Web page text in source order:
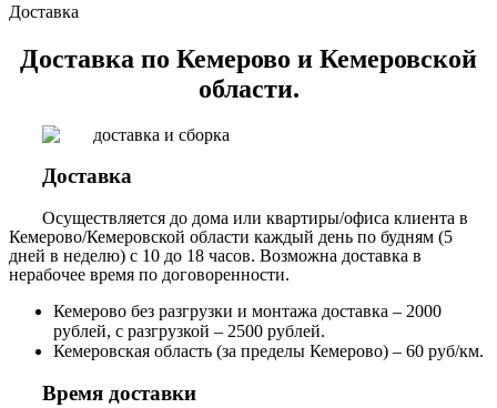
Доставка
Доставка по Кемерово и Кемеровской
области.
Доставка
Осуществляется до дома или квартиры/офиса клиента в
Кемерово/Кемеровской области каждый день по будням (5
дней в неделю) с 10 до 18 часов. Возможна доставка в
нерабочее время по договоренности.
Кемерово без разгрузки и монтажа доставка – 2000
рублей, с разгрузкой – 2500 рублей.
Кемеровская область (за пределы Кемерово) – 60 руб/км.
Время доставки